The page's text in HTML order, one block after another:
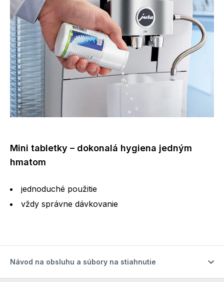
Mini tabletky – dokonalá hygiena jedným
hmatom
jednoduché použitie
vždy správne dávkovanie
Návod na obsluhu a súbory na stiahnutie